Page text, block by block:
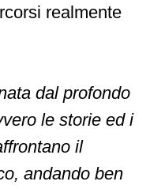
realmente
dal profondo
le storie ed i
il
andando ben